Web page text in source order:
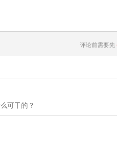
评论前需要先
可干的？